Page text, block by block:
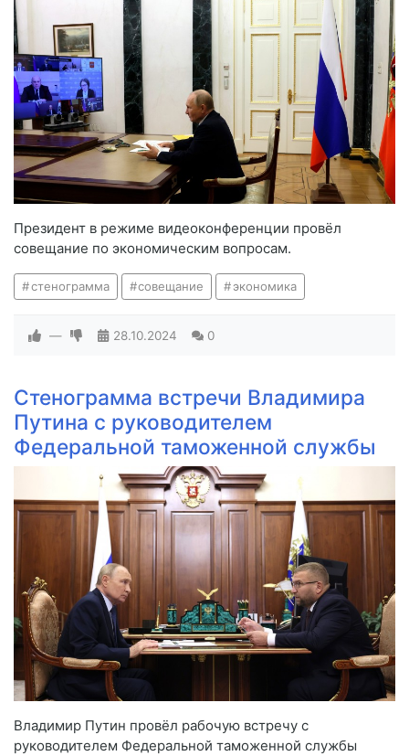
Президент в режиме видеоконференции провёл
совещание по экономическим вопросам.
стенограмма совещание экономика
— 28.10.2024 0
Стенограмма встречи Владимира
Путина с руководителем
Федеральной таможенной службы
Владимир Путин провёл рабочую встречу с
руководителем Федеральной таможенной службы